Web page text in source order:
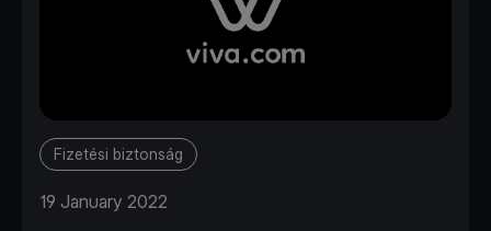
Fizetési biztonság
19 January 2022